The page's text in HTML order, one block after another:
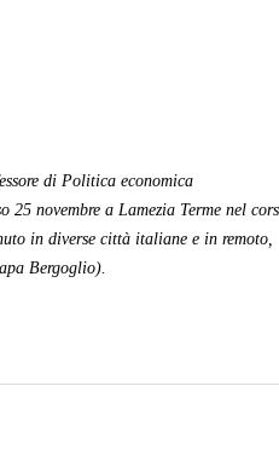
di Politica economica
novembre a Lamezia Terme nel
in diverse città italiane e in remoto,
Bergoglio).